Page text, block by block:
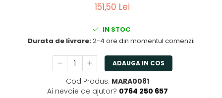
151,50 Lei
IN STOC
Durata de livrare:2-4 ore din momentul comenzii
ADAUGA IN COS
Cod Produs: MARA0081
Ai nevoie de ajutor? 0764 250 657